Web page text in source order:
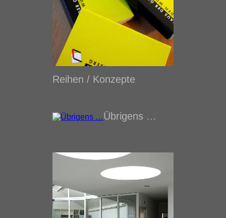
Reihen / Konzepte
Übrigens …